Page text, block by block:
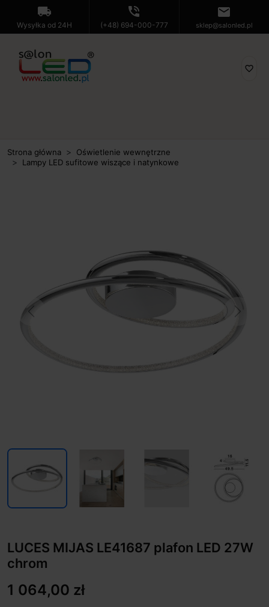
local_shipping
Wysyłka od 24H
phone_in_talk
(+48) 694-000-777
mail
sklep@salonled.pl
favorite_border
Strona główna
Oświetlenie wewnętrzne
Lampy LED sufitowe wiszące i natynkowe
Previous Next
LUCES MIJAS LE41687 plafon LED 27W
chrom
1 064,00 zł